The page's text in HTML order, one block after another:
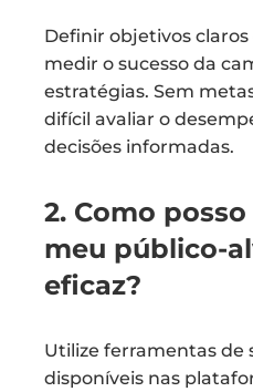
Definir objetivos claros
medir o sucesso da
estratégias. Sem
difícil avaliar o
decisões informadas.
2. Como
meu público-
eficaz?
Utilize ferramentas de
disponíveis nas